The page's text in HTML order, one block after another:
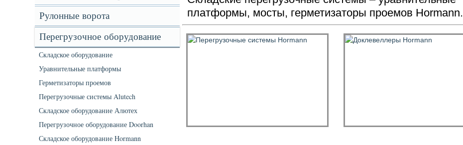
Рулонные ворота
Перегрузочное оборудование
Складское оборудование
Уравнительные платформы
Герметизаторы проемов
Перегрузочные системы Alutech
Складское оборудование Алютех
Перегрузочное оборудование Doorhan
Складское оборудование Hormann
платформы, мосты, герметизаторы проемов Hormann.